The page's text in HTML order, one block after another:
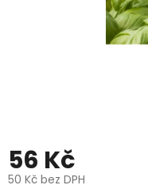
56 Kč
50 Kč bez DPH